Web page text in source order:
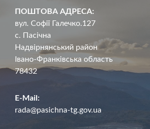
ПОШТОВА АДРЕСА:
вул. Софії Галечко.127
с. Пасічна
Надвірнянський район
Івано-Франківська область
78432
E-Mail:
rada@pasichna-tg.gov.ua